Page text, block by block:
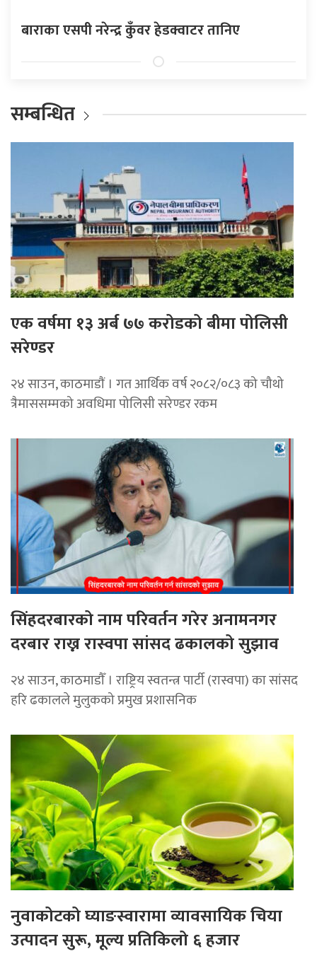
बाराका एसपी नरेन्द्र कुँवर हेडक्वाटर तानिए
सम्बन्धित
एक वर्षमा १३ अर्ब ७७ करोडको बीमा पोलिसी
सरेण्डर
२४ साउन, काठमाडाैं । गत आर्थिक वर्ष २०८२/०८३ को चौथो
त्रैमाससम्मको अवधिमा पोलिसी सरेण्डर रकम
सिंहदरबारको नाम परिवर्तन गरेर अनामनगर
दरबार राख्न रास्वपा सांसद ढकालको सुझाव
२४ साउन, काठमाडाैँ । राष्ट्रिय स्वतन्त्र पार्टी (रास्वपा) का सांसद
हरि ढकालले मुलुकको प्रमुख प्रशासनिक
नुवाकोटको घ्याङस्वारामा व्यावसायिक चिया
उत्पादन सुरू, मूल्य प्रतिकिलो ६ हजार